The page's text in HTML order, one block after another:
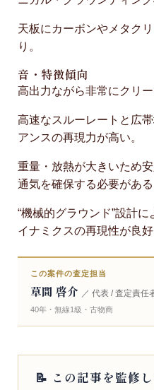
天板にカーボンやメタク
り。
音・特徴傾向
高出力ながら非常にクリ
高速なスルーレートと広
アンスの再現力が高い。
重量・放熱が大きいため
通気を確保する必要がある
“機械的グラウンド”設計
イナミクスの再現性が良好
この案件の査定担当
草間 啓介 ／ 代表 / 査定責任
40年・無線1級・古物商
📝 この記事を監修